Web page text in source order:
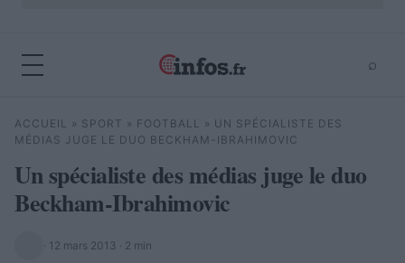
⌕
Rechercher ⌕
ACCUEIL » SPORT » FOOTBALL » UN SPÉCIALISTE DES
MÉDIAS JUGE LE DUO BECKHAM-IBRAHIMOVIC
Un spécialiste des médias juge le duo
Beckham-Ibrahimovic
· 12 mars 2013 · 2 min